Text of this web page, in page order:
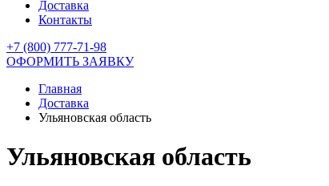
Доставка
Контакты
+7 (800) 777-71-98
ОФОРМИТЬ ЗАЯВКУ
Главная
Доставка
Ульяновская область
Ульяновская область